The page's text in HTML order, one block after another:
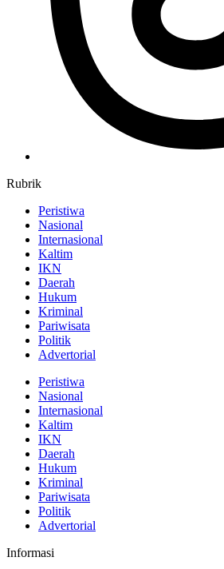
Rubrik
Peristiwa
Nasional
Internasional
Kaltim
IKN
Daerah
Hukum
Kriminal
Pariwisata
Politik
Advertorial
Peristiwa
Nasional
Internasional
Kaltim
IKN
Daerah
Hukum
Kriminal
Pariwisata
Politik
Advertorial
Informasi